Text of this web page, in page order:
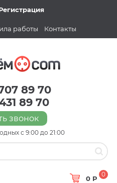
работы Контакты
89 70
89 70
звонок
с 9:00 до 21:00
0 Р
0